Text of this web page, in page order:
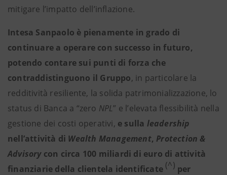
mitigare l’impatto dell’inflazione.
Intesa Sanpaolo è pienamente in grado di
continuare a operare con successo in futuro,
potendo contare sui punti di forza che
contraddistinguono il Gruppo, in particolare la
redditività resiliente, la solida patrimonializzazione, lo
status di Banca a “zero NPL” e l’elevata flessibilità nella
gestione dei costi operativi, e sulla leadership
nell’attività di Wealth Management, Protection &
Advisory con circa 100 miliardi di euro di attività
finanziarie della clientela identificate (^) per